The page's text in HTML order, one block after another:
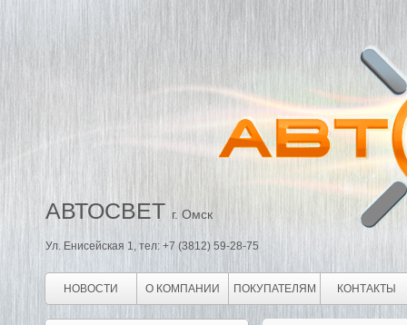
АВТОСВЕТ г. Омск
Ул. Енисейская 1, тел: +7 (3812) 59-28-75
НОВОСТИ О КОМПАНИИ ПОКУПАТЕЛЯМ КОНТАКТЫ